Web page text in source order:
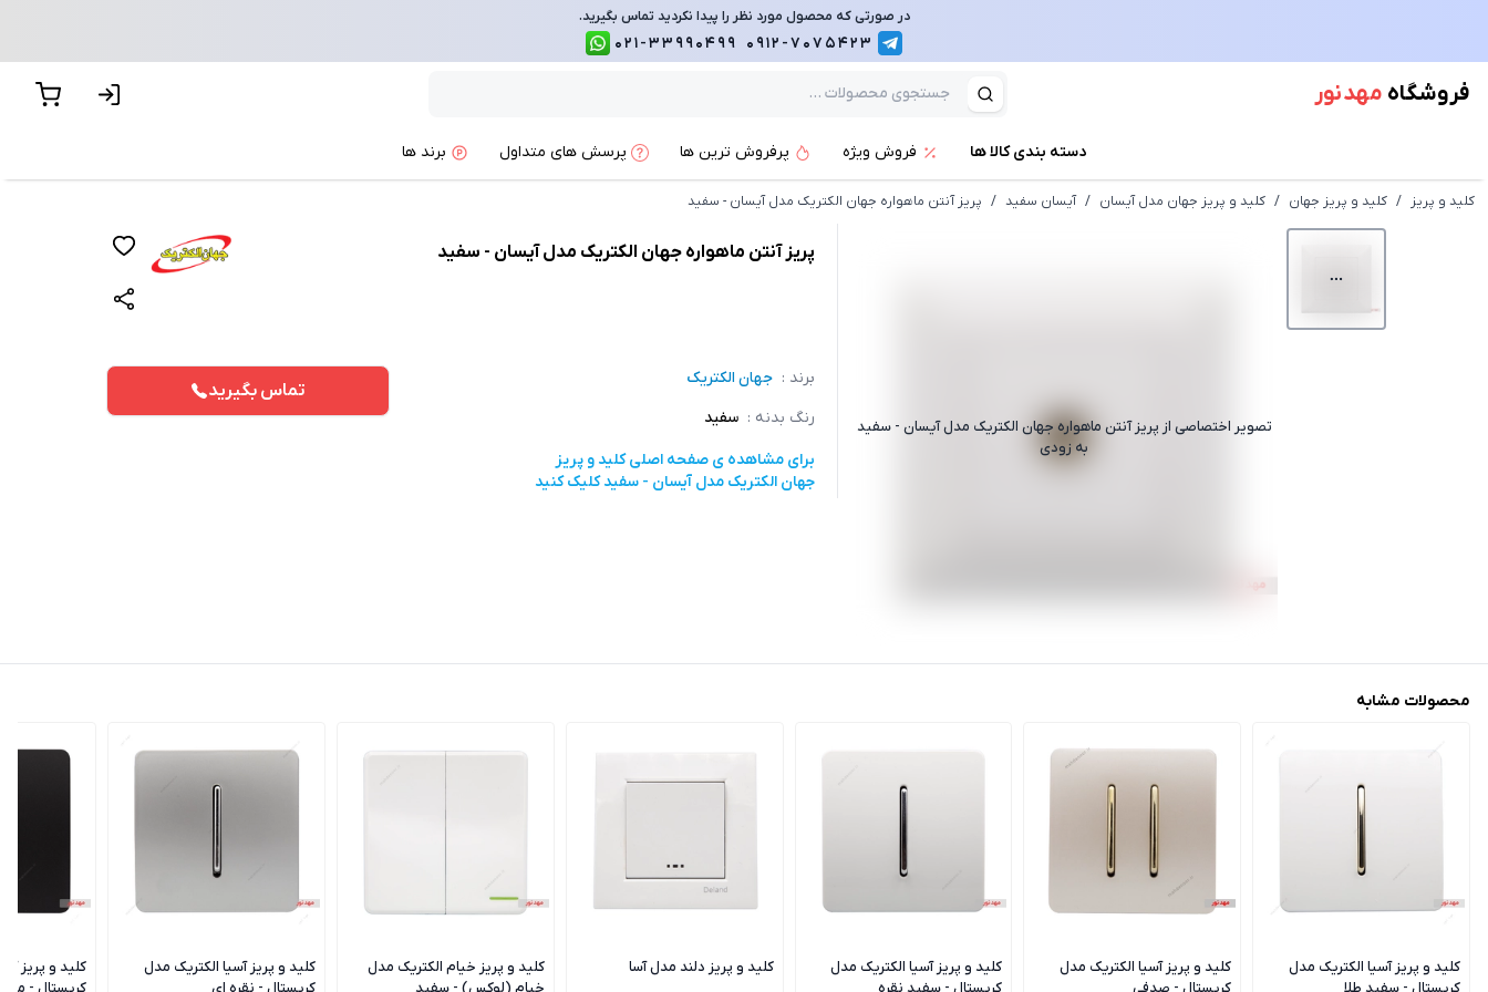
در صورتی که محصول مورد نظر را پیدا نکردید تماس بگیرید.
0912-7075423
021-33990499
فروشگاه مهد نور
دسته بندی کالا ها فروش ویژه پرفروش ترین ها پرسش های متداول برند ها
کلید و پریز / کلید و پریز جهان / کلید و پریز جهان مدل آیسان / آیسان سفید / پریز آنتن ماهواره جهان الکتریک مدل آیسان - سفید
تصویر اختصاصی از پریز آنتن ماهواره جهان الکتریک مدل آیسان - سفید
به زودی
پریز آنتن ماهواره جهان الکتریک مدل آیسان - سفید
تماس بگیرید
برند : جهان الکتریک
رنگ بدنه : سفید
برای مشاهده ی صفحه اصلیکلید و پریز
جهان الکتریک مدل آیسان - سفیدکلیک کنید
محصولات مشابه
کلید و پریز آسیا الکتریک مدل
کریستال - سفید طلا
کلید و پریز آسیا الکتریک مدل
کریستال - صدفی
کلید و پریز آسیا الکتریک مدل
کریستال - سفید نقره
کلید و پریز دلند مدل آسا
کلید و پریز خیام الکتریک مدل
خیام (لوکس) - سفید
کلید و پریز آسیا الکتریک مدل
کریستال - نقره ای
کلید و پریز
کریستال -